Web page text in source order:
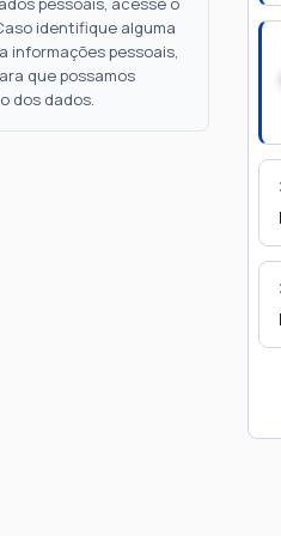
identifique alguma
informações pessoais,
que possamos
dos dados.